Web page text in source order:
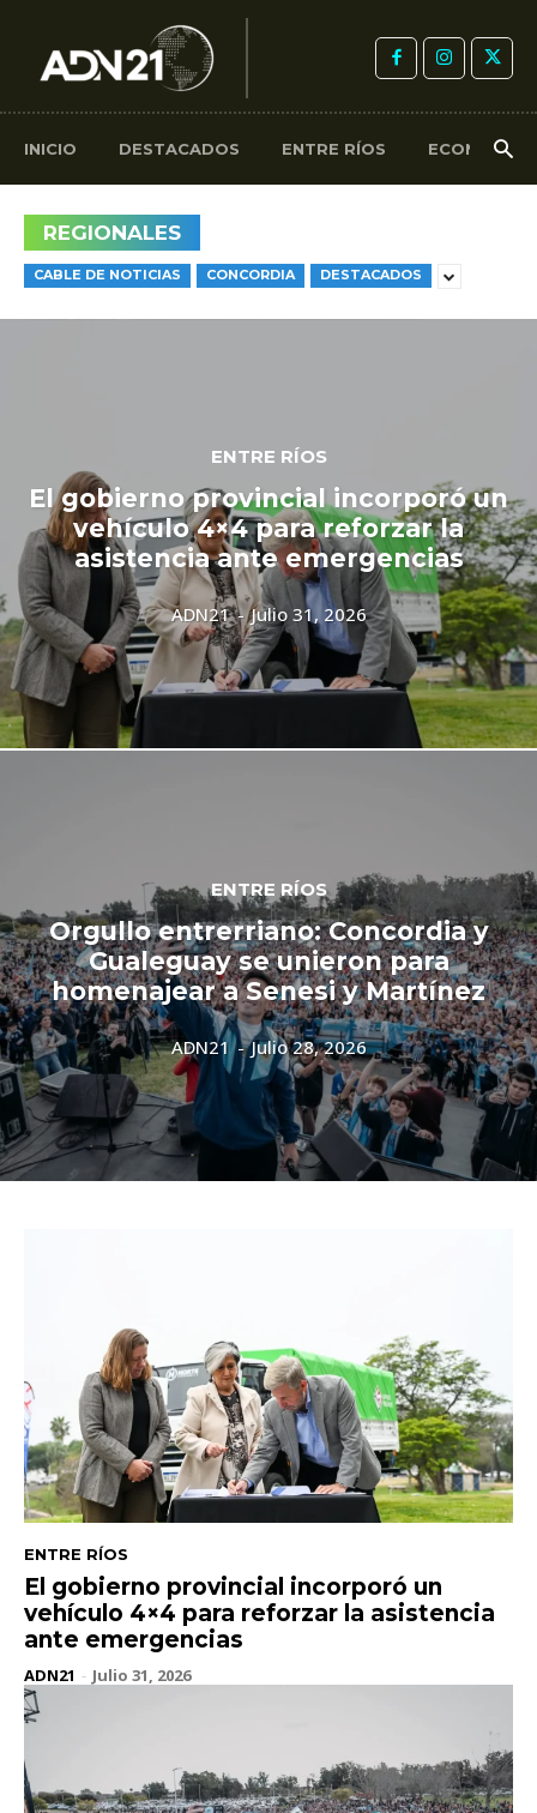
INICIO DESTACADOS ENTRE RÍOS ECONOMÍA
REGIONALES
CABLE DE NOTICIAS CONCORDIA DESTACADOS
ENTRE RÍOS
El gobierno provincial incorporó un
vehículo 4×4 para reforzar la
asistencia ante emergencias
ADN21 - Julio 31, 2026
ENTRE RÍOS
Orgullo entrerriano: Concordia y
Gualeguay se unieron para
homenajear a Senesi y Martínez
ADN21 - Julio 28, 2026
ENTRE RÍOS
El gobierno provincial incorporó un
vehículo 4×4 para reforzar la asistencia
ante emergencias
ADN21 - Julio 31, 2026